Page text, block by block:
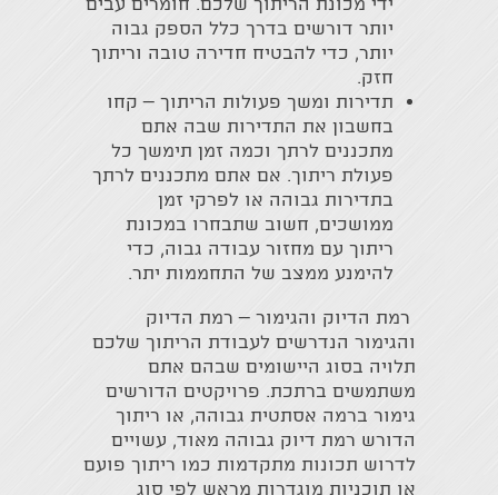
ידי מכונת הריתוך שלכם. חומרים עבים
יותר דורשים בדרך כלל הספק גבוה
יותר, כדי להבטיח חדירה טובה וריתוך
חזק.
תדירות ומשך פעולות הריתוך – קחו
בחשבון את התדירות שבה אתם
מתכננים לרתך וכמה זמן תימשך כל
פעולת ריתוך. אם אתם מתכננים לרתך
בתדירות גבוהה או לפרקי זמן
ממושכים, חשוב שתבחרו במכונת
ריתוך עם מחזור עבודה גבוה, כדי
להימנע ממצב של התחממות יתר.
רמת הדיוק והגימור – רמת הדיוק
והגימור הנדרשים לעבודת הריתוך שלכם
תלויה בסוג היישומים שבהם אתם
משתמשים ברתכת. פרויקטים הדורשים
גימור ברמה אסתטית גבוהה, או ריתוך
הדורש רמת דיוק גבוהה מאוד, עשויים
לדרוש תכונות מתקדמות כמו ריתוך פועם
או תוכניות מוגדרות מראש לפי סוג